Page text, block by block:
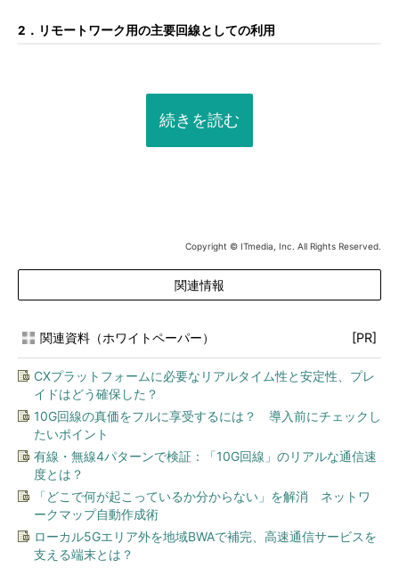
2．リモートワーク用の主要回線としての利用
続きを読む
Copyright © ITmedia, Inc. All Rights Reserved.
関連情報
関連資料（ホワイトペーパー） [PR]
CXプラットフォームに必要なリアルタイム性と安定性、プレ
イドはどう確保した？
10G回線の真価をフルに享受するには？ 導入前にチェックし
たいポイント
有線・無線4パターンで検証：「10G回線」のリアルな通信速
度とは？
「どこで何が起こっているか分からない」を解消 ネットワ
ークマップ自動作成術
ローカル5Gエリア外を地域BWAで補完、高速通信サービスを
支える端末とは？